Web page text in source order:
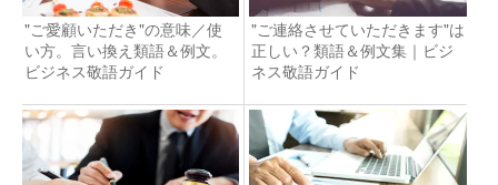
"ご愛顧いただき"の意味／使
い方。言い換え類語＆例文。
ビジネス敬語ガイド
"ご連絡させていただきます"は
正しい？類語＆例文集｜ビジ
ネス敬語ガイド